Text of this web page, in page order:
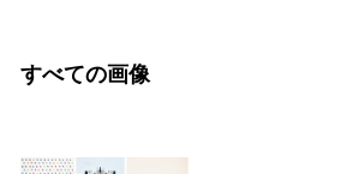
すべての画像